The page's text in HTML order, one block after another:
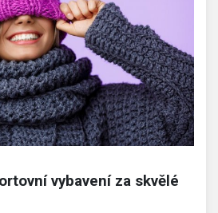
vybavení za skvělé